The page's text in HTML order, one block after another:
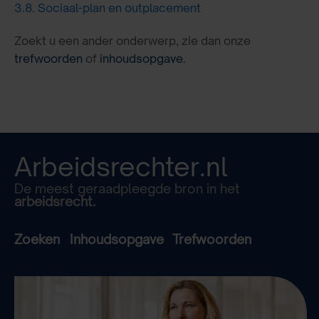
3.8. Sociaal-plan en outplacement
Zoekt u een ander onderwerp, zie dan onze
trefwoorden of inhoudsopgave.
Arbeidsrechter.nl
De meest geraadpleegde bron in het
arbeidsrecht.
Zoeken Inhoudsopgave Trefwoorden